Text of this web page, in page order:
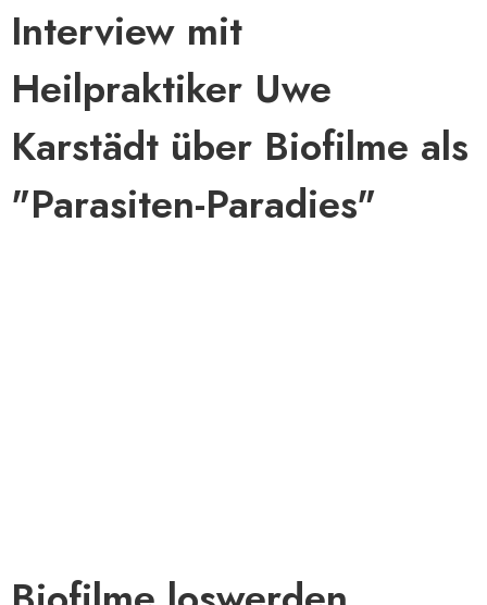
Interview mit
Heilpraktiker Uwe
Karstädt über Biofilme als
"Parasiten-Paradies"